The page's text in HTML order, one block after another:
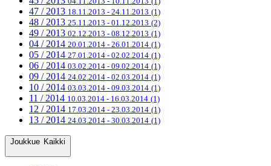
47 / 2013 18.11.2013 - 24.11.2013 (1)
48 / 2013 25.11.2013 - 01.12.2013 (2)
49 / 2013 02.12.2013 - 08.12.2013 (1)
04 / 2014 20.01.2014 - 26.01.2014 (1)
05 / 2014 27.01.2014 - 02.02.2014 (1)
06 / 2014 03.02.2014 - 09.02.2014 (1)
09 / 2014 24.02.2014 - 02.03.2014 (1)
10 / 2014 03.03.2014 - 09.03.2014 (1)
11 / 2014 10.03.2014 - 16.03.2014 (1)
12 / 2014 17.03.2014 - 23.03.2014 (1)
13 / 2014 24.03.2014 - 30.03.2014 (1)
Joukkue Kaikki